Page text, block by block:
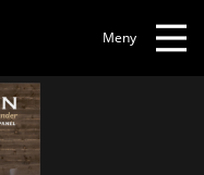
Meny